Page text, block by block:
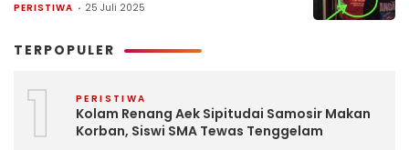
PERISTIWA 25 Juli 2025
TERPOPULER
1 PERISTIWA
Kolam Renang Aek Sipitudai Samosir Makan
Korban, Siswi SMA Tewas Tenggelam